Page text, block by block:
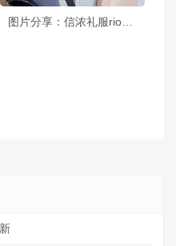
图片分享：信浓礼服rioko凉凉子的华美cosplay